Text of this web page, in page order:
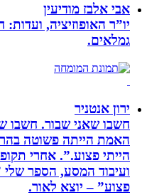
אבי אלבז מודיעין
יו”ר האופוזיציה, ועדות:
גמלאים.
ירון אנטניר
חשבו שאני שבור. חשבו
האמת הייתה פשוטה
הייתי פצוע.”. אחרי תקופה
ועיבוד המסע, הספר שלי
פצוע” – יוצא לאור.